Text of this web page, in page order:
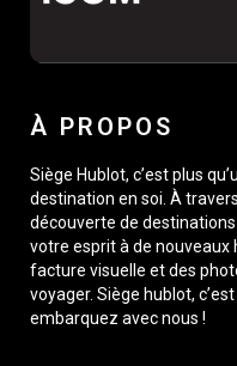
À PROPOS
Siège Hublot, c’est plus
destination en soi. À
découverte de
votre esprit à de nouveaux
facture visuelle et des
voyager. Siège hublot,
embarquez avec nous !